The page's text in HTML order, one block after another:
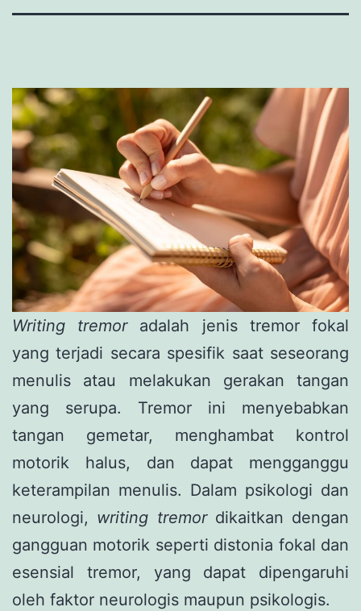
Writing tremoradalah jenis tremor fokal
yang terjadi secara spesifik saat seseorang
menulis atau melakukan gerakan tangan
yang serupa. Tremor ini menyebabkan
tangan gemetar, menghambat kontrol
motorik halus, dan dapat mengganggu
keterampilan menulis. Dalam psikologi dan
neurologi, writing tremordikaitkan dengan
gangguan motorik seperti distonia fokal dan
esensial tremor, yang dapat dipengaruhi
oleh faktor neurologis maupun psikologis.